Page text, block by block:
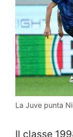
La Juve punta
Il classe